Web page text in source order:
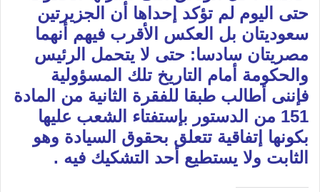
حتى اليوم لم تؤكد إحداها أن الجزيرتين
سعوديتان بل العكس الأقرب فيهم أنهما
مصريتان سادسا: حتى لا يتحمل الرئيس
والحكومة أمام التاريخ تلك المسؤولية
فإننى أطالب طبقا للفقرة الثانية من المادة
151 من الدستور بإستفتاء الشعب عليها
بكونها إتفاقية تتعلق بحقوق السيادة وهو
الثابت ولا يستطيع أحد التشكيك فيه .